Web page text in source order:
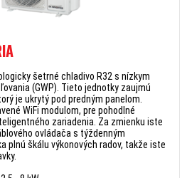
šetrné chladivo R32 s nízkym
(GWP). Tieto jednotky zaujmú
je ukrytý pod predným panelom.
WiFi modulom, pre pohodlné
zariadenia. Za zmienku iste
ovládača s týždenným
plnú škálu výkonových radov, takže iste